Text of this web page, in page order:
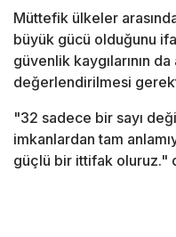
Müttefik ülkeler
büyük gücü olduğunu
güvenlik kaygılarının da
değerlendirilmesi
"32 sadece bir sayı
imkanlardan tam
güçlü bir ittifak oluruz."